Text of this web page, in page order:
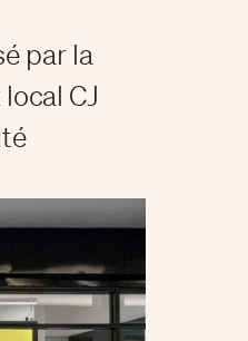
par la
CJ